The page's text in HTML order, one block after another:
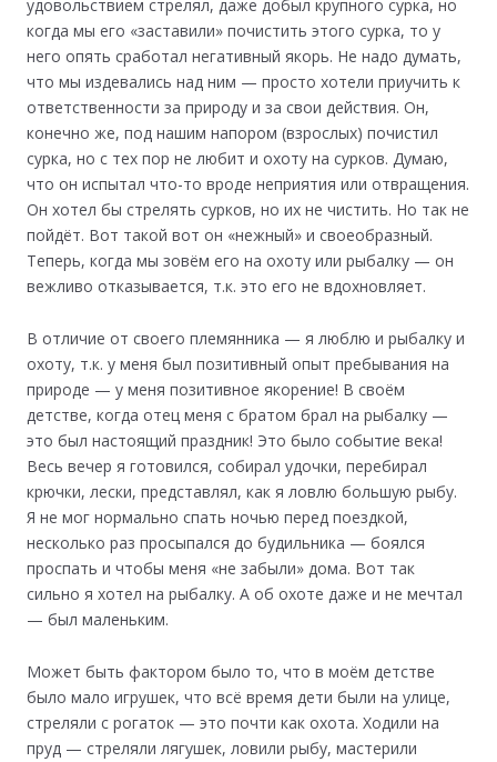
удовольствием стрелял, даже добыл крупного сурка, но
когда мы его «заставили» почистить этого сурка, то у
него опять сработал негативный якорь. Не надо думать,
что мы издевались над ним — просто хотели приучить к
ответственности за природу и за свои действия. Он,
конечно же, под нашим напором (взрослых) почистил
сурка, но с тех пор не любит и охоту на сурков. Думаю,
что он испытал что-то вроде неприятия или отвращения.
Он хотел бы стрелять сурков, но их не чистить. Но так не
пойдёт. Вот такой вот он «нежный» и своеобразный.
Теперь, когда мы зовём его на охоту или рыбалку — он
вежливо отказывается, т.к. это его не вдохновляет.
В отличие от своего племянника — я люблю и рыбалку и
охоту, т.к. у меня был позитивный опыт пребывания на
природе — у меня позитивное якорение! В своём
детстве, когда отец меня с братом брал на рыбалку —
это был настоящий праздник! Это было событие века!
Весь вечер я готовился, собирал удочки, перебирал
крючки, лески, представлял, как я ловлю большую рыбу.
Я не мог нормально спать ночью перед поездкой,
несколько раз просыпался до будильника — боялся
проспать и чтобы меня «не забыли» дома. Вот так
сильно я хотел на рыбалку. А об охоте даже и не мечтал
— был маленьким.
Может быть фактором было то, что в моём детстве
было мало игрушек, что всё время дети были на улице,
стреляли с рогаток — это почти как охота. Ходили на
пруд — стреляли лягушек, ловили рыбу, мастерили